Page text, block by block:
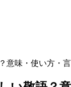
意味・使い方・